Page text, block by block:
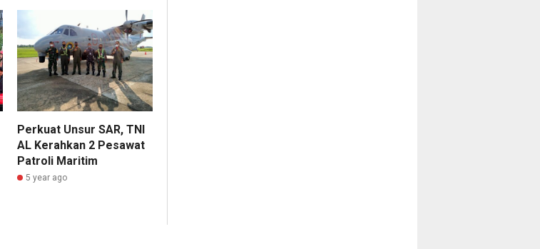
Perkuat Unsur SAR, TNI
AL Kerahkan 2 Pesawat
Patroli Maritim
5 year ago